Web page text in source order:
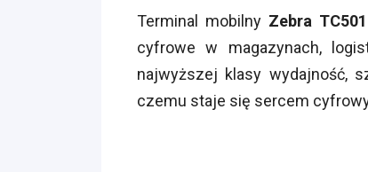
Terminal mobilny Zebra TC501
cyfrowe w magazynach,
najwyższej klasy wydajność,
czemu staje się sercem